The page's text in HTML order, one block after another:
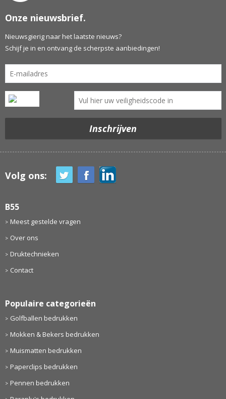
Onze nieuwsbrief.
Nieuwsgierig naar het laatste nieuws?
Schijf je in en ontvang de scherpste aanbiedingen!
Volg ons:
B55
Meest gestelde vragen
Over ons
Druktechnieken
Contact
Populaire categorieën
Golfballen bedrukken
Mokken & Bekers bedrukken
Muismatten bedrukken
Paperclips bedrukken
Pennen bedrukken